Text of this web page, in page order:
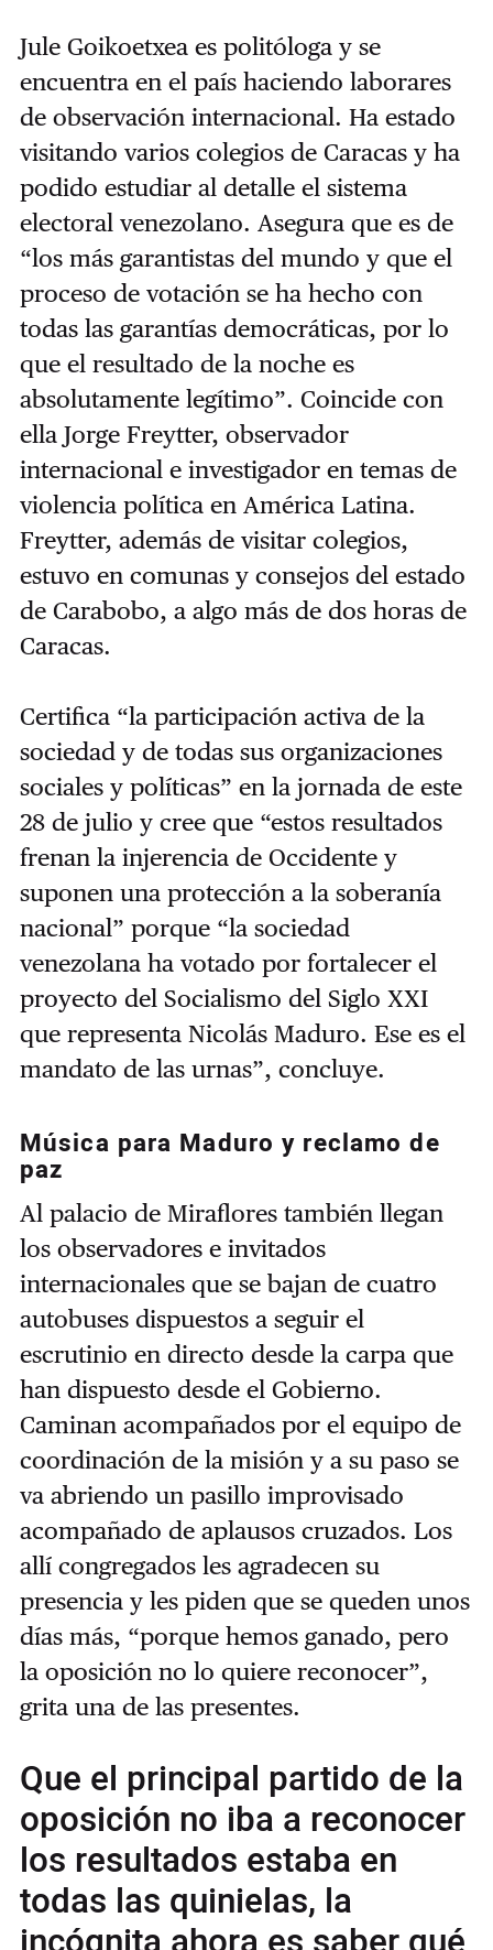
Jule Goikoetxea es politóloga y se
encuentra en el país haciendo laborares
de observación internacional. Ha estado
visitando varios colegios de Caracas y ha
podido estudiar al detalle el sistema
electoral venezolano. Asegura que es de
“los más garantistas del mundo y que el
proceso de votación se ha hecho con
todas las garantías democráticas, por lo
que el resultado de la noche es
absolutamente legítimo”. Coincide con
ella Jorge Freytter, observador
internacional e investigador en temas de
violencia política en América Latina.
Freytter, además de visitar colegios,
estuvo en comunas y consejos del estado
de Carabobo, a algo más de dos horas de
Caracas.
Certifica “la participación activa de la
sociedad y de todas sus organizaciones
sociales y políticas” en la jornada de este
28 de julio y cree que “estos resultados
frenan la injerencia de Occidente y
suponen una protección a la soberanía
nacional” porque “la sociedad
venezolana ha votado por fortalecer el
proyecto del Socialismo del Siglo XXI
que representa Nicolás Maduro. Ese es el
mandato de las urnas”, concluye.
Música para Maduro y reclamo de
paz
Al palacio de Miraflores también llegan
los observadores e invitados
internacionales que se bajan de cuatro
autobuses dispuestos a seguir el
escrutinio en directo desde la carpa que
han dispuesto desde el Gobierno.
Caminan acompañados por el equipo de
coordinación de la misión y a su paso se
va abriendo un pasillo improvisado
acompañado de aplausos cruzados. Los
allí congregados les agradecen su
presencia y les piden que se queden unos
días más, “porque hemos ganado, pero
la oposición no lo quiere reconocer”,
grita una de las presentes.
Que el principal partido de la
oposición no iba a reconocer
los resultados estaba en
todas las quinielas, la